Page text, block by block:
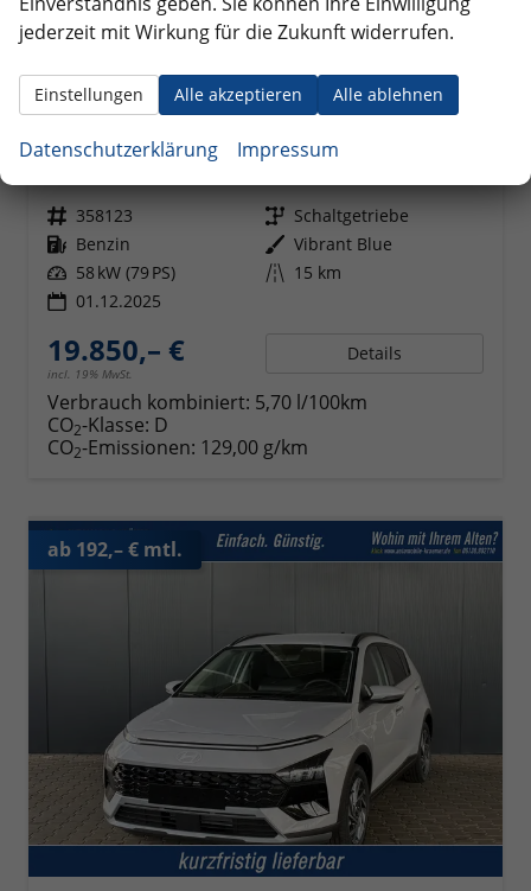
Hyundai BAYON
5 Wochen
Fahrzeugnr. 358123 Getriebe Schaltgetriebe
Kraftstoff Benzin Außenfarbe Vibrant Blue
Leistung 58 kW (79 PS) Kilometerstand 15 km
01.12.2025
19.850,– €
incl. 19% MwSt.
Details
Verbrauch kombiniert: 5,70 l/100km
CO2-Klasse: D
CO2-Emissionen: 129,00 g/km
ab 192,– € mtl.
jederzeit mit Wirkung für die Zukunft widerrufen.
Alle akzeptieren Alle ablehnen
Einstellungen
Datenschutzerklärung Impressum